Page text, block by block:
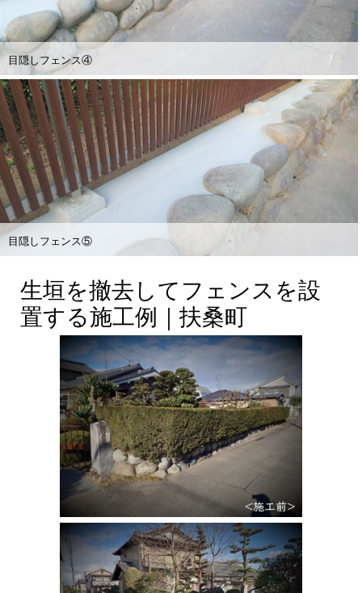
目隠しフェンス④
目隠しフェンス⑤
生垣を撤去してフェンスを設
置する施工例｜扶桑町